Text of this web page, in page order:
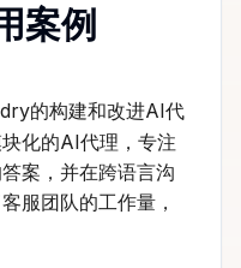
案例
的构建和改进AI代
化的AI代理，专注
案，并在跨语言沟
服团队的工作量，